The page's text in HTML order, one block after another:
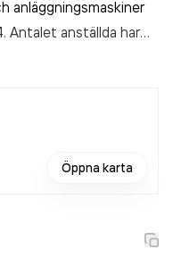
anläggningsmaskiner
Antalet anställda har
Norra Norrland
Öppna karta